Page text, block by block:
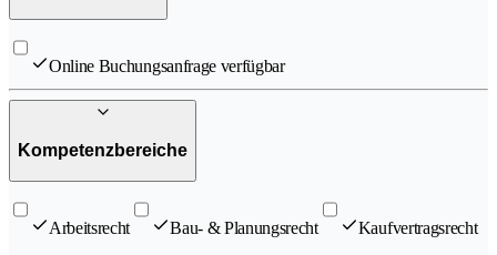
Online Buchungsanfrage verfügbar
Kompetenzbereiche
Arbeitsrecht Bau- & Planungsrecht Kaufvertragsrecht